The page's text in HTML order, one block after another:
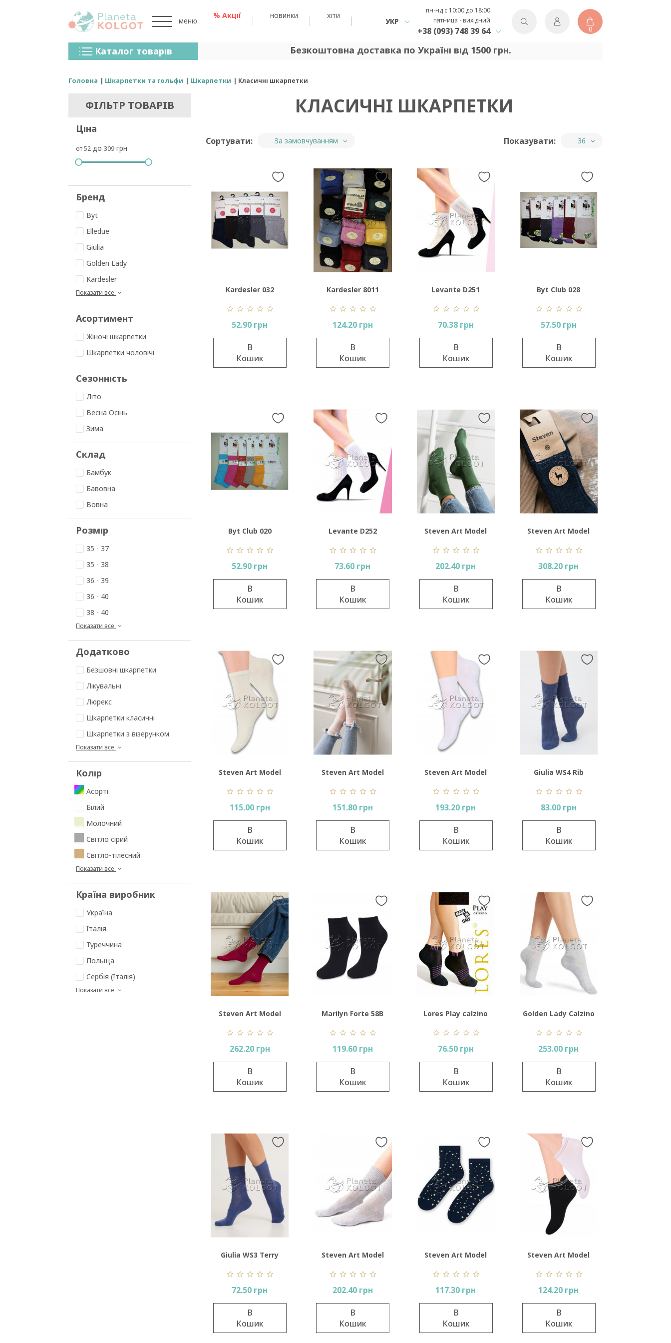
меню
% Акції новинки хіти
УКР
пн-нд с 10:00 до 18:00
пятница - вихідний
+38 (093) 748 39 64 0
Каталог товарів
Колготки
Панчохи
Спідня Білизна
Шкарпетки Та Гольфи
Спортивний Одяг
Для Чоловіків
Бренди
Безкоштовна доставка по Україні від 1500 грн.
Головна Шкарпетки та гольфи Шкарпетки Класичні шкарпетки
ФІЛЬТР ТОВАРІВ
Ціна
от 52 до 309 грн
Бренд
Byt
Elledue
Giulia
Golden Lady
Kardesler
Показати все
Асортимент
Жіночі шкарпетки
Шкарпетки чоловічі
Сезонність
Літо
Весна Осінь
Зима
Склад
Бамбук
Бавовна
Вовна
Розмір
35 - 37
35 - 38
36 - 39
36 - 40
38 - 40
Показати все
Додатково
Безшовні шкарпетки
Лікувальні
Люрекс
Шкарпетки класичні
Шкарпетки з візерунком
Показати все
Колір
Асорті
Білий
Молочний
Світло сірий
Світло-тілесний
Показати все
Країна виробник
Україна
Італія
Туреччина
Польща
Сербія (Італія)
Показати все
КЛАСИЧНІ ШКАРПЕТКИ
Сортувати: За замовчуванням Показувати: 36
Kardesler 032
52.90 грн
В
Кошик
Kardesler 8011
124.20 грн
В
Кошик
Levante D251
calzino
70.38 грн
В
Кошик
Byt Club 028
57.50 грн
В
Кошик
Byt Club 020
52.90 грн
В
Кошик
Levante D252
calzino
73.60 грн
В
Кошик
Steven Art Model
110
202.40 грн
В
Кошик
Steven Art Model
044
308.20 грн
В
Кошик
Steven Art Model
037
115.00 грн
В
Кошик
Steven Art Model
062
151.80 грн
В
Кошик
Steven Art Model
040
193.20 грн
В
Кошик
Giulia WS4 Rib
83.00 грн
В
Кошик
Steven Art Model
130 Women's
262.20 грн
В
Кошик
Marilyn Forte 58B
119.60 грн
В
Кошик
Lores Play calzino
76.50 грн
В
Кошик
Golden Lady Calzino
Sporty Classico
253.00 грн
В
Кошик
Giulia WS3 Terry
Sport 006
72.50 грн
В
Кошик
Steven Art Model
127
202.40 грн
В
Кошик
Steven Art Model
099
117.30 грн
В
Кошик
Steven Art Model
091
124.20 грн
В
Кошик